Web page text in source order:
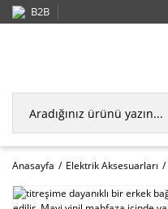
B2B
Anasayfa Elektrik Aksesuarları